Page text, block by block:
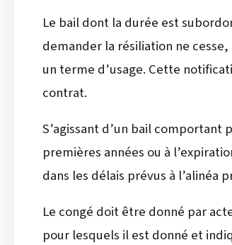
Le bail dont la durée est
demander la résiliation ne
un terme d’usage. Cette
contrat.
S’agissant d’un bail
premières années ou à
dans les délais prévus à l’alinéa
Le congé doit être donné par
pour lesquels il est donné et